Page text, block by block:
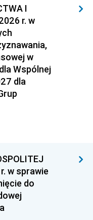
I
r. w
w
Wspólnej
dla
w sprawie
do